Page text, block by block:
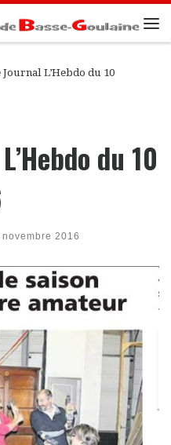
L’Hebdo du 10
du 10
novembre 2016